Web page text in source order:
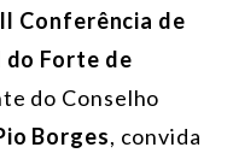
Conferência de
Forte de
do Conselho
Borges, convida